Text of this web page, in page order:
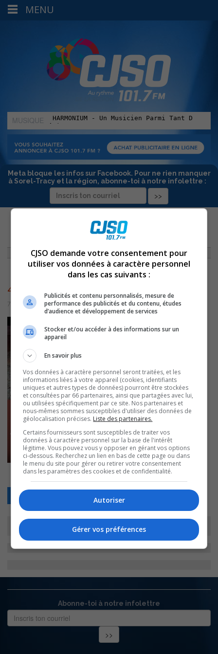
MUSIQUE
:
Meta bloque les infos sur Facebook. Pour ne rien manquer
à Sorel-Tracy et la région, abonne-toi à notre infolettre :
CHRONIQUE DU 1ER JANVIER 2010
4429
7 juillet 2016 | Par admin
Abonne-toi à notre infolettre
MENU
CJSO demande votre consentement pour
utiliser vos données à caractère personnel
dans les cas suivants :
Publicités et contenu personnalisés, mesure de
performance des publicités et du contenu, études
d’audience et développement de services
Stocker et/ou accéder à des informations sur un
appareil
En savoir plus
Vos données à caractère personnel seront traitées, et les
informations liées à votre appareil (cookies, identifiants
uniques et autres types de données) pourront être stockées
et consultées par 66 partenaires, ainsi que partagées avec lui,
ou utilisées spécifiquement par ce site. Nos partenaires et
nous-mêmes sommes susceptibles d'utiliser des données de
géolocalisation précises. Liste des partenaires.
Certains fournisseurs sont susceptibles de traiter vos
données à caractère personnel sur la base de l'intérêt
légitime. Vous pouvez vous y opposer en gérant vos options
ci-dessous. Recherchez un lien en bas de cette page ou dans
le menu du site pour gérer ou retirer votre consentement
dans les paramètres des cookies et de confidentialité.
Autoriser
Gérer vos préférences